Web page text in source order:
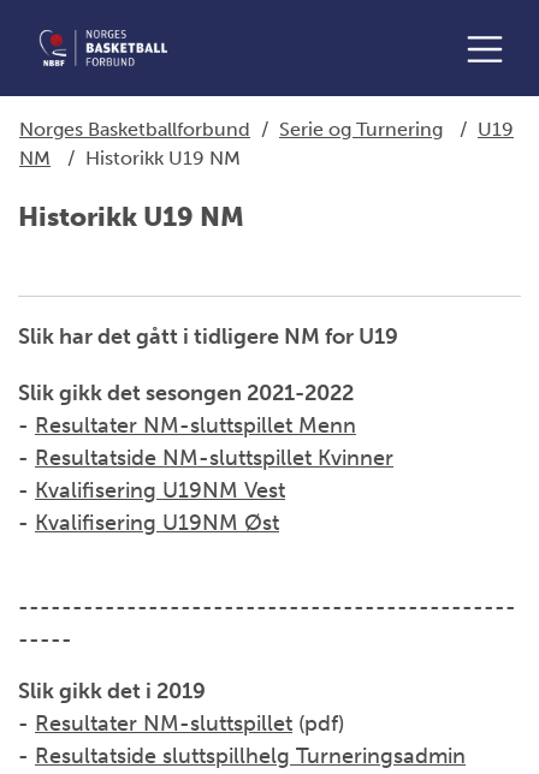
Norges Basketballforbund / Serie og Turnering / U19
NM
/ Historikk U19 NM
Historikk U19 NM
Slik har det gått i tidligere NM for U19
Slik gikk det sesongen 2021-2022
- Resultater NM-sluttspillet Menn
- Resultatside NM-sluttspillet Kvinner
- Kvalifisering U19NM Vest
- Kvalifisering U19NM Øst
----------------------------------------------
-----
Slik gikk det i 2019
- Resultater NM-sluttspillet (pdf)
- Resultatside sluttspillhelg Turneringsadmin